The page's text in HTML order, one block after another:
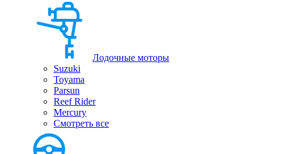
Лодочные моторы
Suzuki
Toyama
Parsun
Reef Rider
Mercury
Смотреть все